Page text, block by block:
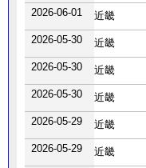
2026-06-01
近畿
2026-05-30
近畿
2026-05-30
近畿
2026-05-30
近畿
2026-05-29
近畿
2026-05-29
近畿